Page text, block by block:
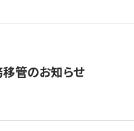
移管のお知らせ